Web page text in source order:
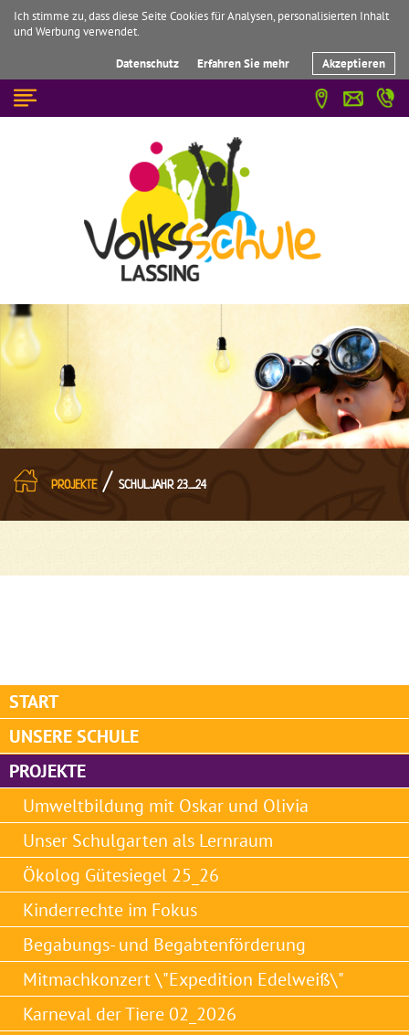
Ich stimme zu, dass diese Seite Cookies für Analysen, personalisierten Inhalt
und Werbung verwendet.
Datenschutz Erfahren Sie mehr Akzeptieren
☰
PROJEKTE/ SCHULJAHR 23_24
START
UNSERE SCHULE
PROJEKTE
Umweltbildung mit Oskar und Olivia
Unser Schulgarten als Lernraum
Ökolog Gütesiegel 25_26
Kinderrechte im Fokus
Begabungs- und Begabtenförderung
Mitmachkonzert \"Expedition Edelweiß\"
Karneval der Tiere 02_2026